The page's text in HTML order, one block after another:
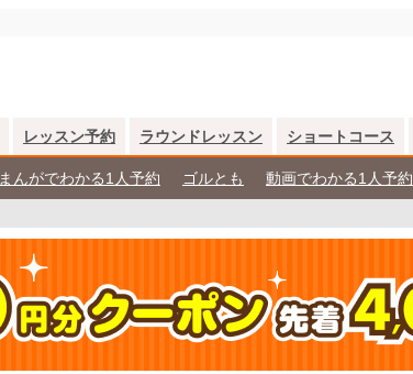
レッスン予約 ラウンドレッスン ショートコース
まんがでわかる1人予約 ゴルとも 動画でわかる1人予約